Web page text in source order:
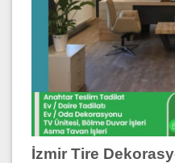
İzmir Tire